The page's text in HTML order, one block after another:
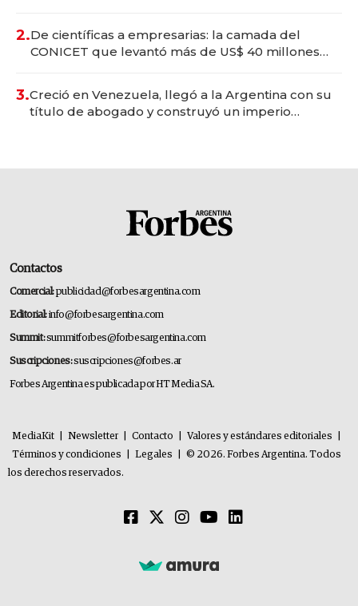
2.De científicas a empresarias: la camada del
CONICET que levantó más de US$ 40 millones
3.Creció en Venezuela, llegó a la Argentina con su
título de abogado y construyó un imperio
Contactos
Comercial:publicidad@forbesargentina.com
Editorial:info@forbesargentina.com
Summit:summitforbes@forbesargentina.com
Suscripciones:suscripciones@forbes.ar
Forbes Argentina es publicada por HT Media SA.
MediaKit Newsletter Contacto Valores y estándares editoriales
Términos y condiciones
Legales
© 2026. Forbes Argentina. Todos
los derechos reservados.